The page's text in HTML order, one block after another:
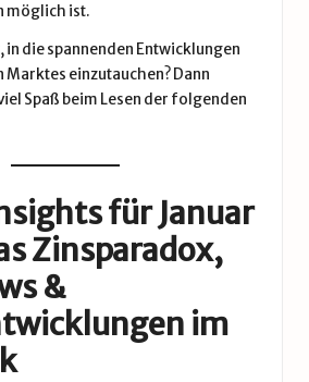
möglich ist.
in die spannenden Entwicklungen
einzutauchen? Dann
Spaß beim Lesen der folgenden
für Januar
Zinsparadox,
&
im